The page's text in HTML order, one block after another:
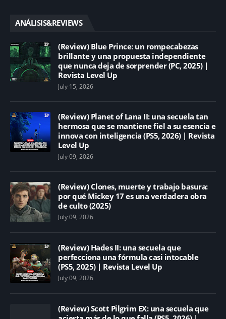
ANÁLISIS&REVIEWS
(Review) Blue Prince: un rompecabezas
brillante y una propuesta independiente
que nunca deja de sorprender (PC, 2025) |
Revista Level Up
July 15, 2026
(Review) Planet of Lana II: una secuela tan
hermosa que se mantiene fiel a su esencia e
innova con inteligencia (PS5, 2026) | Revista
Level Up
July 09, 2026
(Review) Clones, muerte y trabajo basura:
por qué Mickey 17 es una verdadera obra
de culto (2025)
July 09, 2026
(Review) Hades II: una secuela que
perfecciona una fórmula casi intocable
(PS5, 2025) | Revista Level Up
July 09, 2026
(Review) Scott Pilgrim EX: una secuela que